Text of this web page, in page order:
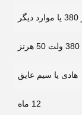
380 ولت 50 هرتز
هادی یا سیم عایق
12 ماه